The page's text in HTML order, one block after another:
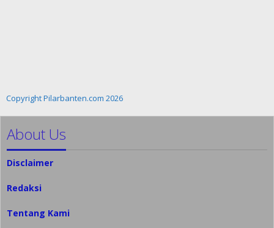
Copyright Pilarbanten.com 2026
About Us
Disclaimer
Redaksi
Tentang Kami